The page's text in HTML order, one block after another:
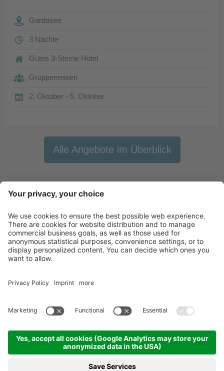
Gardasee
3 Nächte
Gutes 3-Sterne Hotel
Gruppenreisen
2. Oktober - 5. Oktober
Alle Angebote im Überblick
Newsletter
X-Large Travel
Unsere Betriebe
Kontakt
2026 X-Large Travel - X-Large OHG des Gottfried Walter & Co. MwSt-Nr.
und St. Nr. 01544740218. Impressum. Sitemap. Cookie-Einstellungen